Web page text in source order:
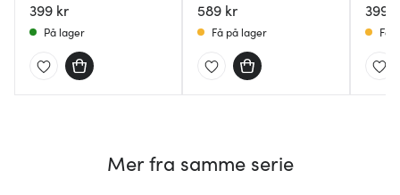
399 kr
På lager
589 kr
Få på lager
399
Få
Mer fra samme serie